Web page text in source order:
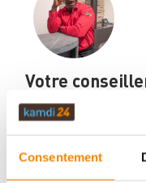
Consentement
Votre
et de
thème des poêles-